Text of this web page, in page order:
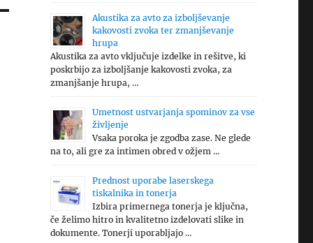
Akustika za avto za izboljševanje
kakovosti zvoka ter zmanjševanje
hrupa
Akustika za avto vključuje izdelke in rešitve, ki
poskrbijo za izboljšanje kakovosti zvoka, za
zmanjšanje hrupa, …
Umetnost ustvarjanja spominov za vse
življenje
Vsaka poroka je zgodba zase. Ne glede
na to, ali gre za intimen obred v ožjem …
Prednost uporabe laserskega
tiskalnika in tonerja
Izbira primernega tonerja je ključna,
če želimo hitro in kvalitetno izdelovati slike in
dokumente. Tonerji uporabljajo …